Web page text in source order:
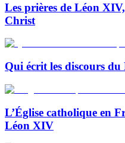
Les prières de Léon
Christ
Qui écrit les discours du
L’Église catholique en
Léon XIV